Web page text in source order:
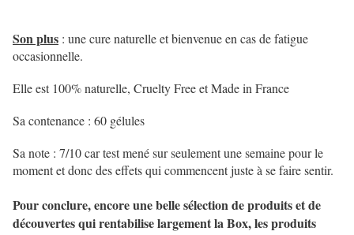
Son plus : une cure naturelle et bienvenue en cas de fatigue
occasionnelle.
Elle est 100% naturelle, Cruelty Free et Made in France
Sa contenance : 60 gélules
Sa note : 7/10 car test mené sur seulement une semaine pour le
moment et donc des effets qui commencent juste à se faire sentir.
Pour conclure, encore une belle sélection de produits et de
découvertes qui rentabilise largement la Box, les produits